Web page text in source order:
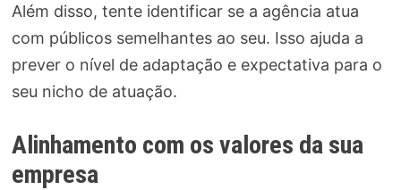
Além disso, tente identificar se a agência atua
com públicos semelhantes ao seu. Isso ajuda a
prever o nível de adaptação e expectativa para o
seu nicho de atuação.
Alinhamento com os valores da sua
empresa